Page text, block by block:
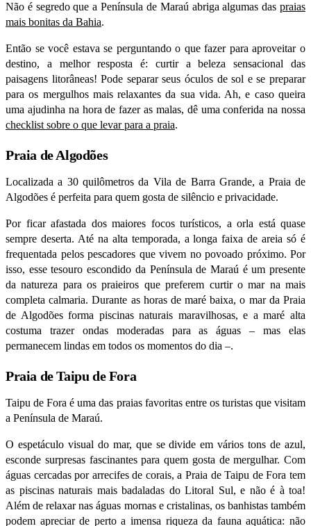
Não é segredo que a Península de Maraú abriga algumas das praias
mais bonitas da Bahia.
Então se você estava se perguntando o que fazer para aproveitar o
destino, a melhor resposta é: curtir a beleza sensacional das
paisagens litorâneas! Pode separar seus óculos de sol e se preparar
para os mergulhos mais relaxantes da sua vida. Ah, e caso queira
uma ajudinha na hora de fazer as malas, dê uma conferida na nossa
checklist sobre o que levar para a praia.
Praia de Algodões
Localizada a 30 quilômetros da Vila de Barra Grande, a Praia de
Algodões é perfeita para quem gosta de silêncio e privacidade.
Por ficar afastada dos maiores focos turísticos, a orla está quase
sempre deserta. Até na alta temporada, a longa faixa de areia só é
frequentada pelos pescadores que vivem no povoado próximo. Por
isso, esse tesouro escondido da Península de Maraú é um presente
da natureza para os praieiros que preferem curtir o mar na mais
completa calmaria. Durante as horas de maré baixa, o mar da Praia
de Algodões forma piscinas naturais maravilhosas, e a maré alta
costuma trazer ondas moderadas para as águas – mas elas
permanecem lindas em todos os momentos do dia –.
Praia de Taipu de Fora
Taipu de Fora é uma das praias favoritas entre os turistas que visitam
a Península de Maraú.
O espetáculo visual do mar, que se divide em vários tons de azul,
esconde surpresas fascinantes para quem gosta de mergulhar. Com
águas cercadas por arrecifes de corais, a Praia de Taipu de Fora tem
as piscinas naturais mais badaladas do Litoral Sul, e não é à toa!
Além de relaxar nas águas mornas e cristalinas, os banhistas também
podem apreciar de perto a imensa riqueza da fauna aquática: não